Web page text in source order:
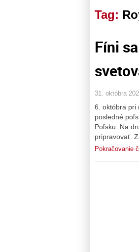
Tag:
Fíni
31. októbra
6. októbra pri
posledné
Poľsku. Na
pripravovať.
Pokračovanie